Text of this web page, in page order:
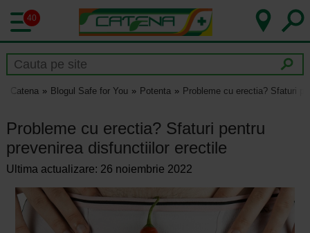
40
Catena Blogul Safe for You Potenta Probleme cu erectia? Sfaturi
Probleme cu erectia? Sfaturi pentru
prevenirea disfunctiilor erectile
Ultima actualizare: 26 noiembrie 2022